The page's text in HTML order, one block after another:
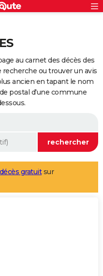
au carnet des décès des
recherche ou trouver un avis
ancien en tapant le nom
postal d'une commune
gratuitsur